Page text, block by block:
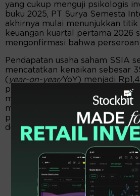
yang cukup menguji psikologis
buku 2025, PT Surya Semesta
akhirnya mulai menunjukkan titik
keuangan kuartal pertama 2026
mengonfirmasi bahwa
Pendapatan usaha saham SSIA
mencatatkan kenaikan sebesar
( year-on-year/YoY) menjadi
perseroan bahkan naik melonjak
mencapai Rp451,87 miliar.
menjadi sinyal awal membaiknya
pergeseran bauran penjualan (
dengan marjin tinggi.